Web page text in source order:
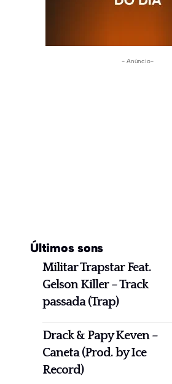
- Anúncio-
Últimos sons
Militar Trapstar Feat.
Gelson Killer – Track
passada (Trap)
Drack & Papy Keven –
Caneta (Prod. by Ice
Record)